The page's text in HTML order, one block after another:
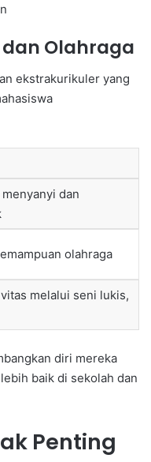
dan Olahraga
ekstrakurikuler yang
dan
olahraga
melalui seni lukis,
diri mereka
baik di sekolah dan
Penting